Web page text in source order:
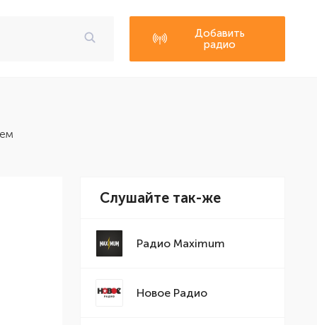
Добавить
радио
Слушайте так-же
Радио Maximum
Новое Радио